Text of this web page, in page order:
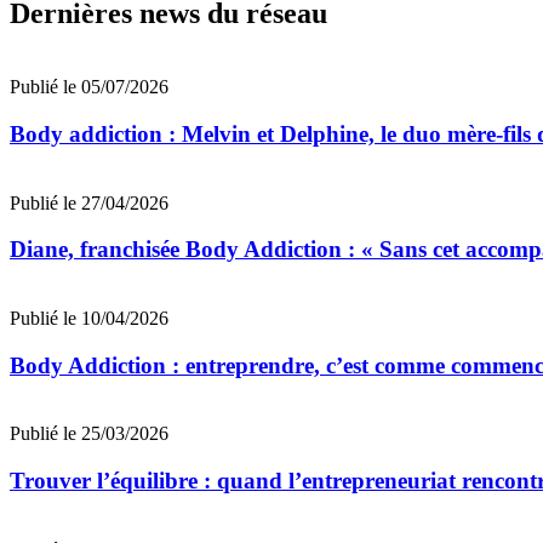
Dernières news du réseau
Publié le 05/07/2026
Body addiction : Melvin et Delphine, le duo mère-fils
Publié le 27/04/2026
Diane, franchisée Body Addiction : « Sans cet
Publié le 10/04/2026
Body Addiction : entreprendre, c’est comme
Publié le 25/03/2026
Trouver l’équilibre : quand l’entrepreneuriat